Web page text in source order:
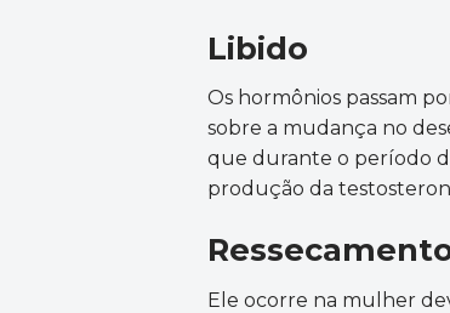
Libido
Os hormônios passam
sobre a mudança no
que durante o período
produção da
Ele ocorre na mulher